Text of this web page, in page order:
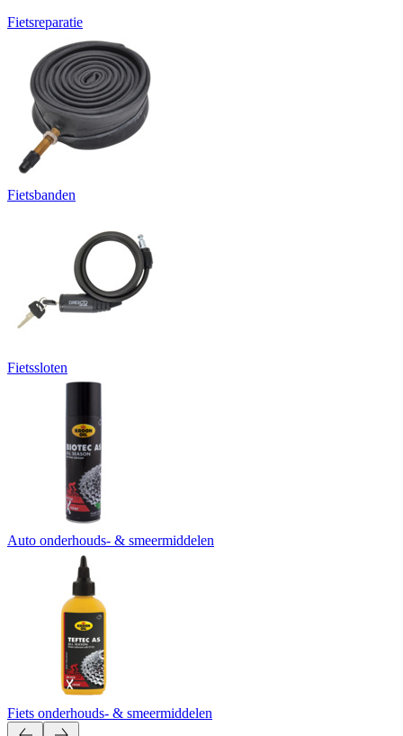
Fietsreparatie
Fietsbanden
Fietssloten
Auto onderhouds- & smeermiddelen
Fiets onderhouds- & smeermiddelen